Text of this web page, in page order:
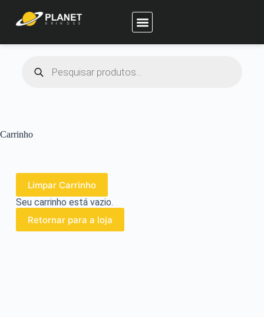
Carrinho
Limpar Carrinho
Seu carrinho está vazio.
Retornar para a loja